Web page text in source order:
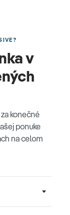
v
konečné
ponuke
na celom